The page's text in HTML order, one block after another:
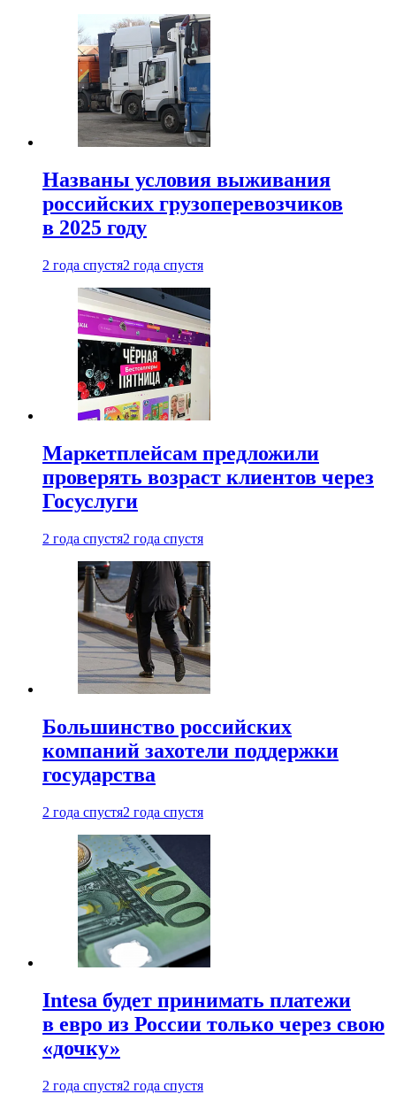
Названы условия выживания
российских грузоперевозчиков
в 2025 году
2 года спустя2 года спустя
Маркетплейсам предложили
проверять возраст клиентов через
Госуслуги
2 года спустя2 года спустя
Большинство российских
компаний захотели поддержки
государства
2 года спустя2 года спустя
Intesa будет принимать платежи
в евро из России только через свою
«дочку»
2 года спустя2 года спустя